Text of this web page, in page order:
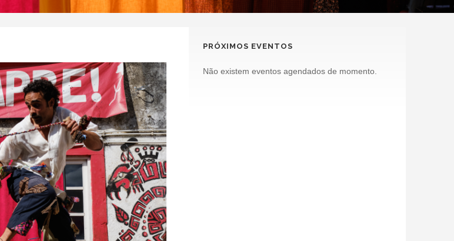
PRÓXIMOS EVENTOS
Não existem eventos agendados de momento.